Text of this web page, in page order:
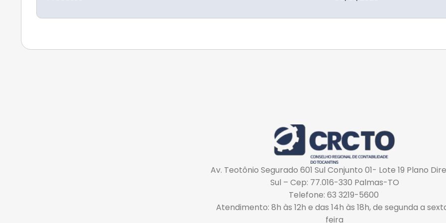
Av. Teotônio Segurado 601 Sul Conjunto 01- Lote 19 Plano
Sul – Cep: 77.016-330 Palmas-TO
Telefone: 63 3219-5600
Atendimento: 8h às 12h e das 14h às 18h, de segunda a
feira